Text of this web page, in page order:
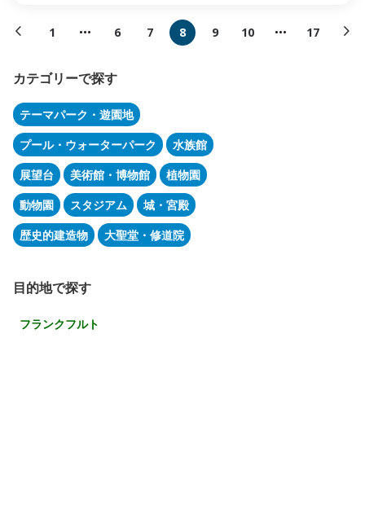
1 6 7 8 9 10 17
カテゴリーで探す
テーマパーク・遊園地
プール・ウォーターパーク
水族館
展望台
美術館・博物館
植物園
動物園
スタジアム
城・宮殿
歴史的建造物
大聖堂・修道院
目的地で探す
フランクフルト